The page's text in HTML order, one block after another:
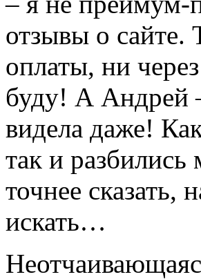
отзывы о сайте.
оплаты, ни
буду! А Андрей
видела даже!
так и
точнее
искать…